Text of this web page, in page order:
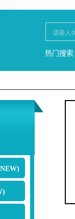
热门搜